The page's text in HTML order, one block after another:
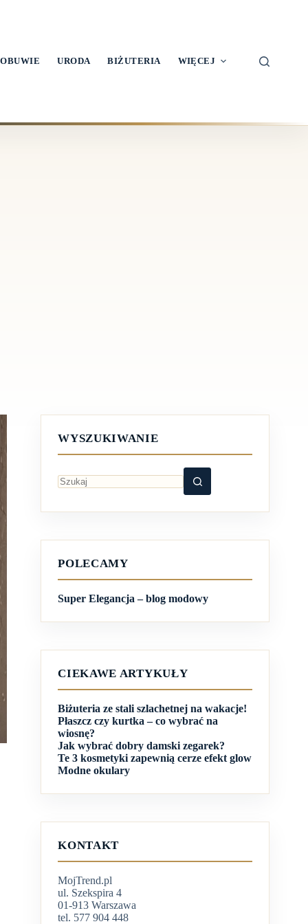
OBUWIE URODA BIŻUTERIA WIĘCEJ
WYSZUKIWANIE
wyników
POLECAMY
Super Elegancja – blog modowy
CIEKAWE ARTYKUŁY
Biżuteria ze stali szlachetnej na wakacje!
Płaszcz czy kurtka – co wybrać na
wiosnę?
Jak wybrać dobry damski zegarek?
Te 3 kosmetyki zapewnią cerze efekt glow
Modne okulary
KONTAKT
MojTrend.pl
ul. Szekspira 4
01-913 Warszawa
tel. 577 904 448